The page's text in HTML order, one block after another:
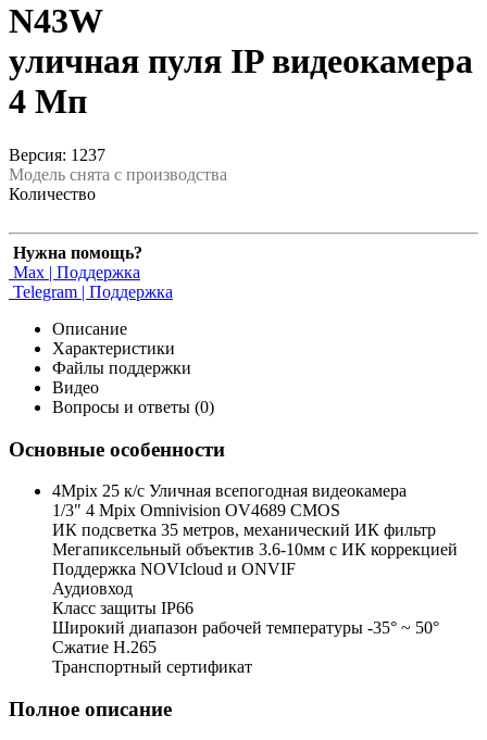
N43W
уличная пуля IP видеокамера
4 Мп
Версия: 1237
Модель снята с производства
Количество
Нужна помощь?
Max | Поддержка
Telegram | Поддержка
Описание
Характеристики
Файлы поддержки
Видео
Вопросы и ответы (0)
Основные особенности
4Mpix 25 к/с Уличная всепогодная видеокамера
1/3" 4 Mpix Omnivision OV4689 CMOS
ИК подсветка 35 метров, механический ИК фильтр
Мегапиксельный объектив 3.6-10мм c ИК коррекцией
Поддержка NOVIcloud и ONVIF
Аудиовход
Класс защиты IP66
Широкий диапазон рабочей температуры -35° ~ 50°
Сжатие H.265
Транспортный сертификат
Полное описание